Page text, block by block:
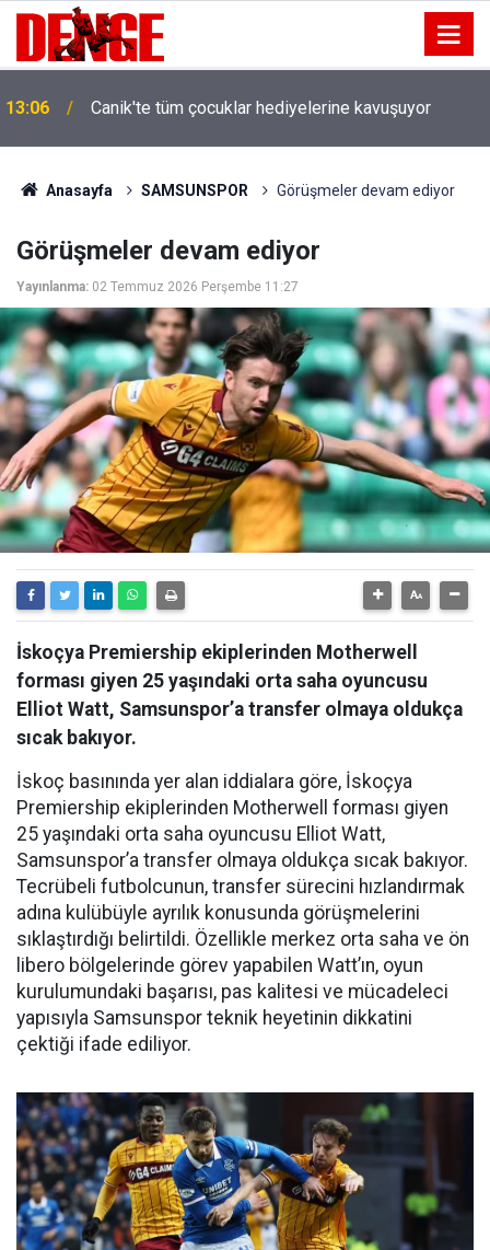
13:06 Canik'te tüm çocuklar hediyelerine kavuşuyor
Anasayfa SAMSUNSPOR Görüşmeler devam ediyor
Görüşmeler devam ediyor
Yayınlanma: 02 Temmuz 2026 Perşembe 11:27
İskoçya Premiership ekiplerinden Motherwell
forması giyen 25 yaşındaki orta saha oyuncusu
Elliot Watt, Samsunspor’a transfer olmaya oldukça
sıcak bakıyor.
İskoç basınında yer alan iddialara göre, İskoçya
Premiership ekiplerinden Motherwell forması giyen
25 yaşındaki orta saha oyuncusu Elliot Watt,
Samsunspor’a transfer olmaya oldukça sıcak bakıyor.
Tecrübeli futbolcunun, transfer sürecini hızlandırmak
adına kulübüyle ayrılık konusunda görüşmelerini
sıklaştırdığı belirtildi. Özellikle merkez orta saha ve ön
libero bölgelerinde görev yapabilen Watt’ın, oyun
kurulumundaki başarısı, pas kalitesi ve mücadeleci
yapısıyla Samsunspor teknik heyetinin dikkatini
çektiği ifade ediliyor.